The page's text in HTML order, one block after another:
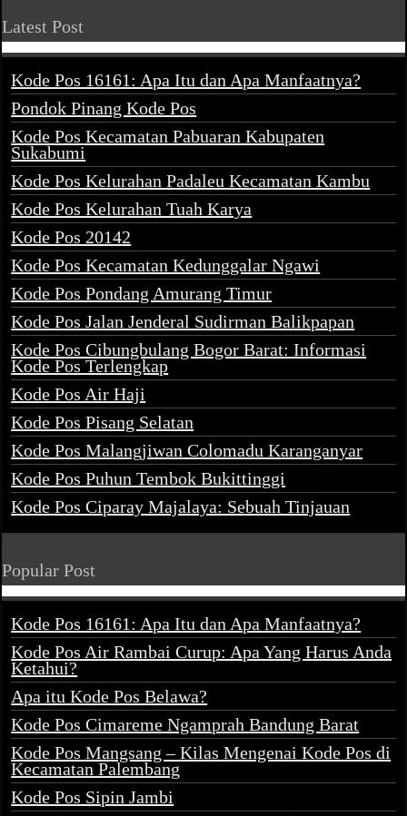
Latest Post
Kode Pos 16161: Apa Itu dan Apa Manfaatnya?
Pondok Pinang Kode Pos
Kode Pos Kecamatan Pabuaran Kabupaten
Sukabumi
Kode Pos Kelurahan Padaleu Kecamatan Kambu
Kode Pos Kelurahan Tuah Karya
Kode Pos 20142
Kode Pos Kecamatan Kedunggalar Ngawi
Kode Pos Pondang Amurang Timur
Kode Pos Jalan Jenderal Sudirman Balikpapan
Kode Pos Cibungbulang Bogor Barat: Informasi
Kode Pos Terlengkap
Kode Pos Air Haji
Kode Pos Pisang Selatan
Kode Pos Malangjiwan Colomadu Karanganyar
Kode Pos Puhun Tembok Bukittinggi
Kode Pos Ciparay Majalaya: Sebuah Tinjauan
Popular Post
Kode Pos 16161: Apa Itu dan Apa Manfaatnya?
Kode Pos Air Rambai Curup: Apa Yang Harus Anda
Ketahui?
Apa itu Kode Pos Belawa?
Kode Pos Cimareme Ngamprah Bandung Barat
Kode Pos Mangsang – Kilas Mengenai Kode Pos di
Kecamatan Palembang
Kode Pos Sipin Jambi